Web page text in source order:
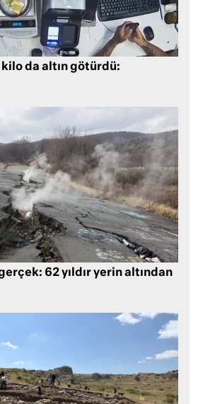
da altın götürdü:
62 yıldır yerin altından